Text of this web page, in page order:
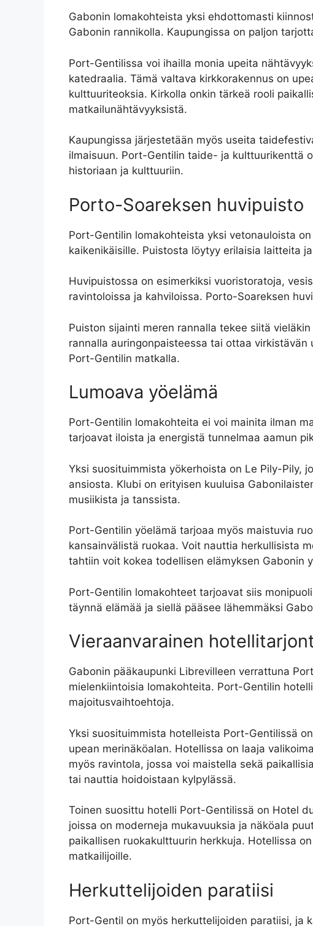
Gabonin lomakohteista yksi ehdottomasti
Gabonin rannikolla. Kaupungissa on paljon
Port-Gentilissa voi ihailla monia upeita
katedraalia. Tämä valtava kirkkorakennus on
kulttuuriteoksia. Kirkolla onkin tärkeä rooli
matkailunähtävyyksistä.
Kaupungissa järjestetään myös useita
ilmaisuun. Port-Gentilin taide- ja kulttuurikenttä
historiaan ja kulttuuriin.
Porto-Soareksen huvipuisto
Port-Gentilin lomakohteista yksi vetonauloista
kaikenikäisille. Puistosta löytyy erilaisia laitteita
Huvipuistossa on esimerkiksi vuoristoratoja,
ravintoloissa ja kahviloissa. Porto-Soareksen
Puiston sijainti meren rannalla tekee siitä
rannalla auringonpaisteessa tai ottaa
Port-Gentilin matkalla.
Lumoava yöelämä
Port-Gentilin lomakohteita ei voi mainita ilman
tarjoavat iloista ja energistä tunnelmaa aamun
Yksi suosituimmista yökerhoista on Le Pily-Pily,
ansiosta. Klubi on erityisen kuuluisa
musiikista ja tanssista.
Port-Gentilin yöelämä tarjoaa myös maistuvia
kansainvälistä ruokaa. Voit nauttia herkullisista
tahtiin voit kokea todellisen elämyksen Gabonin
Port-Gentilin lomakohteet tarjoavat siis
täynnä elämää ja siellä pääsee lähemmäksi
Vieraanvarainen
Gabonin pääkaupunki Librevilleen verrattuna
mielenkiintoisia lomakohteita. Port-Gentilin
majoitusvaihtoehtoja.
Yksi suosituimmista hotelleista Port-Gentilissä
upean merinäköalan. Hotellissa on laaja
myös ravintola, jossa voi maistella sekä
tai nauttia hoidoistaan ​​kylpylässä.
Toinen suosittu hotelli Port-Gentilissä on Hotel
joissa on moderneja mukavuuksia ja näköala
paikallisen ruokakulttuurin herkkuja. Hotellissa
matkailijoille.
Herkuttelijoiden paratiisi
Port-Gentil on myös herkuttelijoiden paratiisi, ja